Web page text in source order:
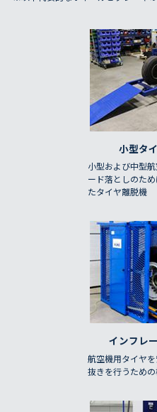
小型タ
小型および中型
ード落としのた
たタイヤ離脱機
インフレ
航空機用タイヤ
抜きを行うため